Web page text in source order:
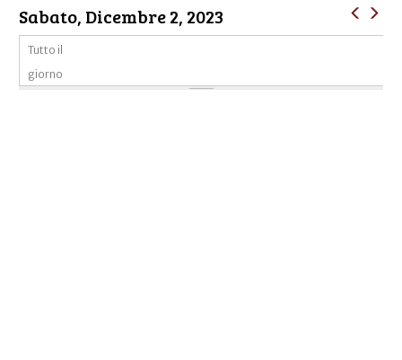
Sabato, Dicembre 2, 2023
Tutto il
giorno